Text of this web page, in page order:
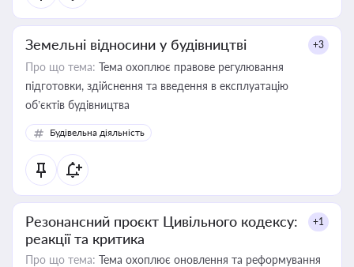
Земельні відносини у будівництві +3
Про що тема: Тема охоплює правове регулювання
підготовки, здійснення та введення в експлуатацію
об’єктів будівництва
Будівельна діяльність
Резонансний проєкт Цивільного кодексу:
реакції та критика
+1
Про що тема: Тема охоплює оновлення та реформування